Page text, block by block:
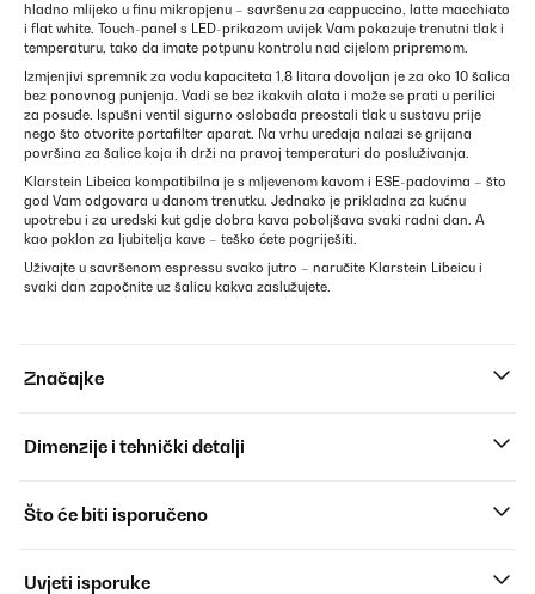
hladno mlijeko u finu mikropjenu – savršenu za cappuccino, latte macchiato
i flat white. Touch-panel s LED-prikazom uvijek Vam pokazuje trenutni tlak i
temperaturu, tako da imate potpunu kontrolu nad cijelom pripremom.
Izmjenjivi spremnik za vodu kapaciteta 1,8 litara dovoljan je za oko 10 šalica
bez ponovnog punjenja. Vadi se bez ikakvih alata i može se prati u perilici
za posuđe. Ispušni ventil sigurno oslobađa preostali tlak u sustavu prije
nego što otvorite portafilter aparat. Na vrhu uređaja nalazi se grijana
površina za šalice koja ih drži na pravoj temperaturi do posluživanja.
Klarstein Libeica kompatibilna je s mljevenom kavom i ESE-padovima – što
god Vam odgovara u danom trenutku. Jednako je prikladna za kućnu
upotrebu i za uredski kut gdje dobra kava poboljšava svaki radni dan. A
kao poklon za ljubitelja kave – teško ćete pogriješiti.
Uživajte u savršenom espressu svako jutro – naručite Klarstein Libeicu i
svaki dan započnite uz šalicu kakva zaslužujete.
Značajke
Dimenzije i tehnički detalji
Što će biti isporučeno
Uvjeti isporuke